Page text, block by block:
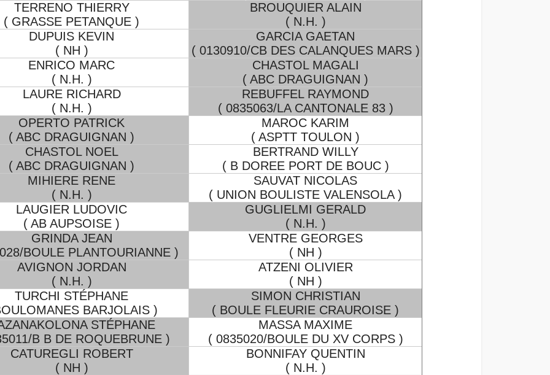
TERRENO THIERRY
( GRASSE PETANQUE )
BROUQUIER ALAIN
( N.H. )
DUPUIS KEVIN
( NH )
GARCIA GAETAN
( 0130910/CB DES CALANQUES MARS )
ENRICO MARC
( N.H. )
CHASTOL MAGALI
( ABC DRAGUIGNAN )
LAURE RICHARD
( N.H. )
REBUFFEL RAYMOND
( 0835063/LA CANTONALE 83 )
OPERTO PATRICK
( ABC DRAGUIGNAN )
MAROC KARIM
( ASPTT TOULON )
CHASTOL NOEL
( ABC DRAGUIGNAN )
BERTRAND WILLY
( B DOREE PORT DE BOUC )
MIHIERE RENE
( N.H. )
SAUVAT NICOLAS
( UNION BOULISTE VALENSOLA )
LAUGIER LUDOVIC
( AB AUPSOISE )
GUGLIELMI GERALD
( N.H. )
GRINDA JEAN
BOULE PLANTOURIANNE )
VENTRE GEORGES
( NH )
AVIGNON JORDAN
( N.H. )
ATZENI OLIVIER
( NH )
TURCHI STÉPHANE
BARJOLAIS )
SIMON CHRISTIAN
( BOULE FLEURIE CRAUROISE )
STÉPHANE
B B DE ROQUEBRUNE )
MASSA MAXIME
( 0835020/BOULE DU XV CORPS )
CATUREGLI ROBERT
( NH )
BONNIFAY QUENTIN
( N.H. )